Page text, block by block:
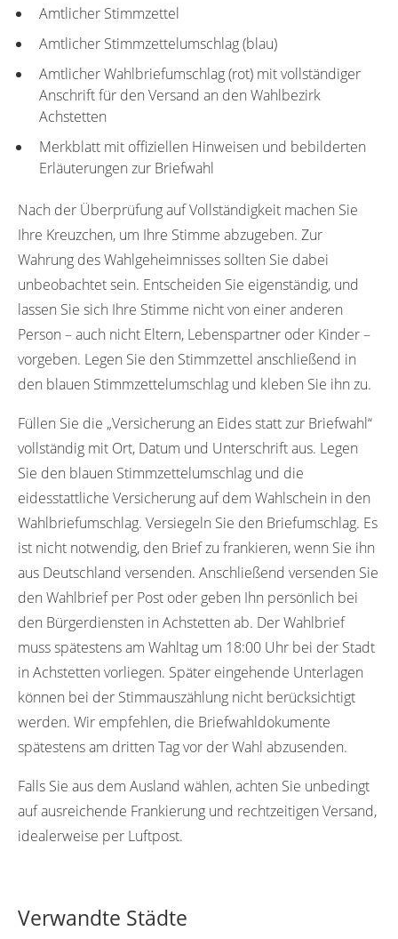
Amtlicher Stimmzettel
Amtlicher Stimmzettelumschlag (blau)
Amtlicher Wahlbriefumschlag (rot) mit vollständiger
Anschrift für den Versand an den Wahlbezirk
Achstetten
Merkblatt mit offiziellen Hinweisen und bebilderten
Erläuterungen zur Briefwahl
Nach der Überprüfung auf Vollständigkeit machen Sie
Ihre Kreuzchen, um Ihre Stimme abzugeben. Zur
Wahrung des Wahlgeheimnisses sollten Sie dabei
unbeobachtet sein. Entscheiden Sie eigenständig, und
lassen Sie sich Ihre Stimme nicht von einer anderen
Person – auch nicht Eltern, Lebenspartner oder Kinder –
vorgeben. Legen Sie den Stimmzettel anschließend in
den blauen Stimmzettelumschlag und kleben Sie ihn zu.
Füllen Sie die „Versicherung an Eides statt zur Briefwahl“
vollständig mit Ort, Datum und Unterschrift aus. Legen
Sie den blauen Stimmzettelumschlag und die
eidesstattliche Versicherung auf dem Wahlschein in den
Wahlbriefumschlag. Versiegeln Sie den Briefumschlag. Es
ist nicht notwendig, den Brief zu frankieren, wenn Sie ihn
aus Deutschland versenden. Anschließend versenden Sie
den Wahlbrief per Post oder geben Ihn persönlich bei
den Bürgerdiensten in Achstetten ab. Der Wahlbrief
muss spätestens am Wahltag um 18:00 Uhr bei der Stadt
in Achstetten vorliegen. Später eingehende Unterlagen
können bei der Stimmauszählung nicht berücksichtigt
werden. Wir empfehlen, die Briefwahldokumente
spätestens am dritten Tag vor der Wahl abzusenden.
Falls Sie aus dem Ausland wählen, achten Sie unbedingt
auf ausreichende Frankierung und rechtzeitigen Versand,
idealerweise per Luftpost.
Verwandte Städte